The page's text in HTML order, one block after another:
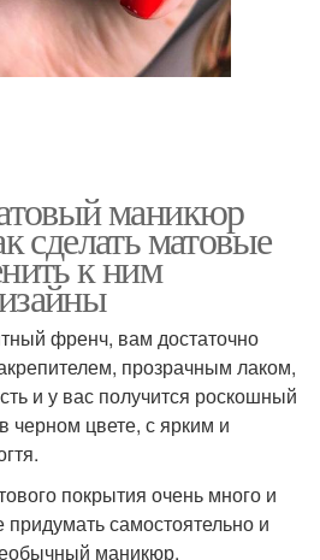
маникюр
сделать матовые
к ним
френч, вам достаточно
прозрачным лаком,
и у вас получится роскошный
черном цвете, с ярким и
покрытия очень много и
самостоятельно и
маникюр.